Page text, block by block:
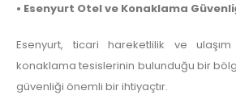
• Esenyurt Otel ve Konaklama
Esenyurt, ticari hareketlilik ve
konaklama tesislerinin bulunduğu bir
güvenliği önemli bir ihtiyaçtır.